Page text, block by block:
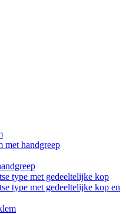
met handgreep
type met gedeeltelijke kop
type met gedeeltelijke kop en